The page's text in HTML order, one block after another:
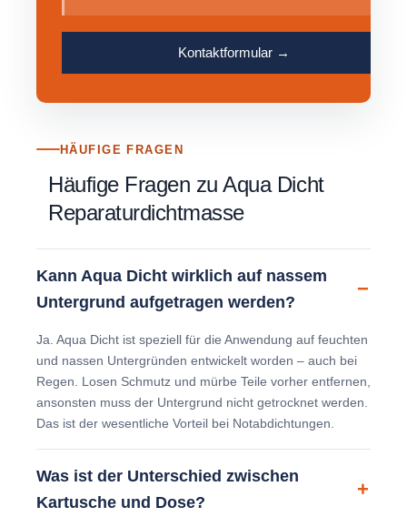
Kontaktformular →
HÄUFIGE FRAGEN
Häufige Fragen zu Aqua Dicht
Reparaturdichtmasse
Kann Aqua Dicht wirklich auf nassem
Untergrund aufgetragen werden?
Ja. Aqua Dicht ist speziell für die Anwendung auf feuchten
und nassen Untergründen entwickelt worden – auch bei
Regen. Losen Schmutz und mürbe Teile vorher entfernen,
ansonsten muss der Untergrund nicht getrocknet werden.
Das ist der wesentliche Vorteil bei Notabdichtungen.
Was ist der Unterschied zwischen
Kartusche und Dose?